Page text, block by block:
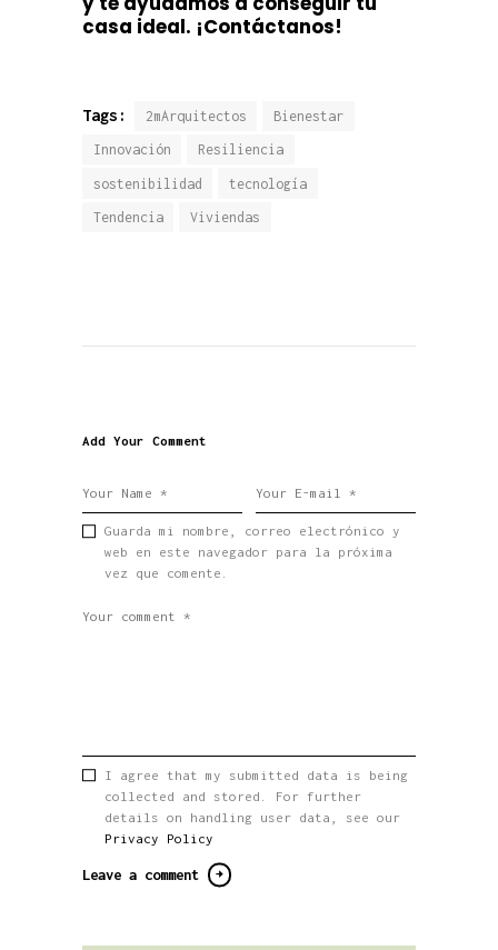
casa ideal. ¡Contáctanos!
Tags: 2mArquitectos Bienestar
Innovación Resiliencia
sostenibilidad tecnología
Tendencia Viviendas
Add Your Comment
Guarda mi nombre, correo electrónico y
web en este navegador para la próxima
vez que comente.
I agree that my submitted data is being
collected and stored. For further
details on handling user data, see our
Privacy Policy